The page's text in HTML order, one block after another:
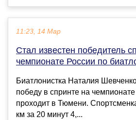
11:23, 14 Мар
Стал известен победитель
чемпионате России по
Биатлонистка Наталия
победу в спринте на
проходит в Тюмени.
км за 20 минут 4,...